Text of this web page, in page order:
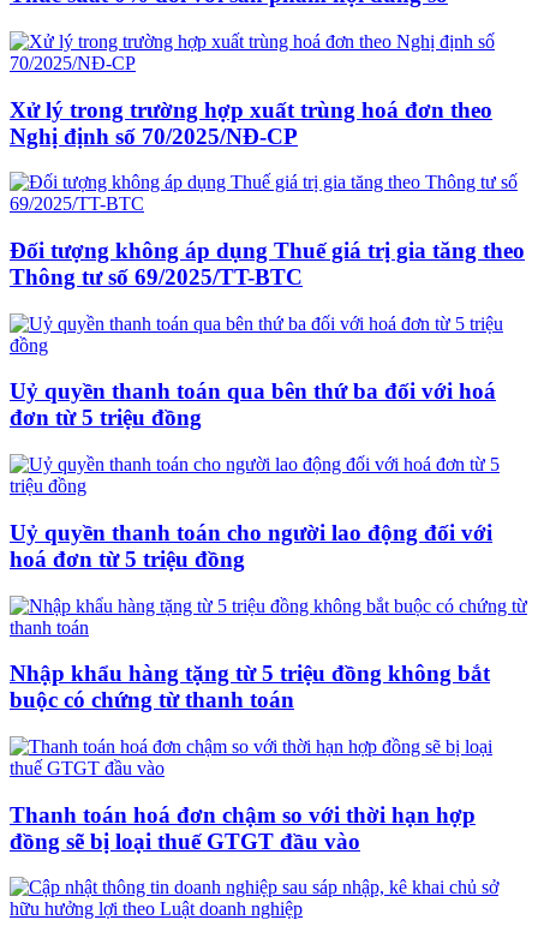
Xử lý trong trường hợp xuất trùng hoá đơn theo
Nghị định số 70/2025/NĐ-CP
Đối tượng không áp dụng Thuế giá trị gia tăng theo
Thông tư số 69/2025/TT-BTC
Uỷ quyền thanh toán qua bên thứ ba đối với hoá
đơn từ 5 triệu đồng
Uỷ quyền thanh toán cho người lao động đối với
hoá đơn từ 5 triệu đồng
Nhập khẩu hàng tặng từ 5 triệu đồng không bắt
buộc có chứng từ thanh toán
Thanh toán hoá đơn chậm so với thời hạn hợp
đồng sẽ bị loại thuế GTGT đầu vào